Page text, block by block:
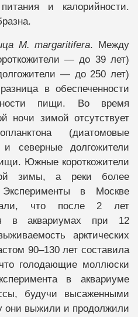
и калорийности.
M. margaritifera. Между
— до 39 лет)
— до 250 лет)
в обеспеченности
пищи. Во время
ночи зимой отсутствует
(диатомовые
северные долгожители
Южные короткожители
зимы, а реки более
в Москве
что после 2 лет
в аквариумах при 12
арктических
90–130 лет составила
голодающие моллюски
в аквариуме
будучи высаженными
они выжили и продолжили